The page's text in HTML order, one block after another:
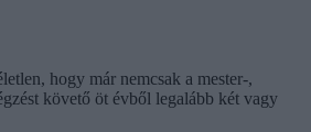
hogy már nemcsak a mester-,
követő öt évből legalább két vagy